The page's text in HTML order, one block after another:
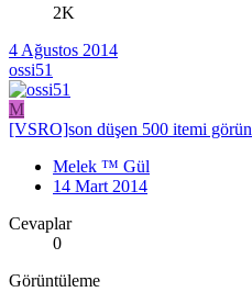
2K
4 Ağustos 2014
ossi51
M
[VSRO]son düşen 500 itemi görün
Melek ™ Gül
14 Mart 2014
Cevaplar
0
Görüntüleme